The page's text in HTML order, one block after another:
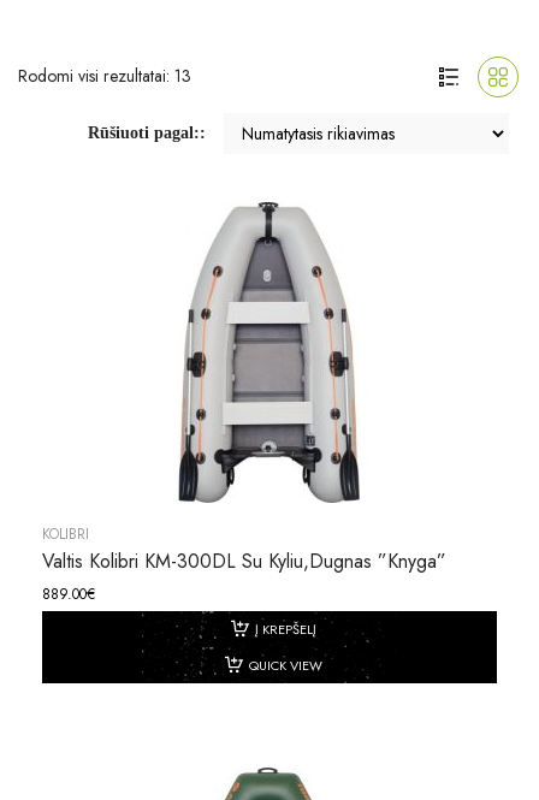
Rodomi visi rezultatai: 13
Rūšiuoti pagal::
KOLIBRI
Valtis Kolibri KM-300DL Su Kyliu,dugnas ”knyga”
889.00€
Į KREPŠELĮ
QUICK VIEW